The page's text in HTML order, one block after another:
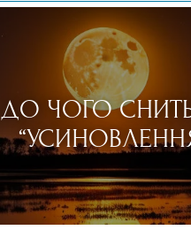
ДО ЧОГО